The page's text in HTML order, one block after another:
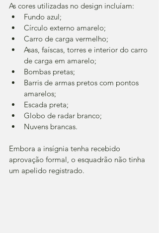
As cores utilizadas no design incluíam:
Fundo azul;
Círculo externo amarelo;
Carro de carga vermelho;
Asas, faíscas, torres e interior do carro
de carga em amarelo;
Bombas pretas;
Barris de armas pretos com pontos
amarelos;
Escada preta;
Globo de radar branco;
Nuvens brancas.
Embora a insígnia tenha recebido
aprovação formal, o esquadrão não tinha
um apelido registrado.